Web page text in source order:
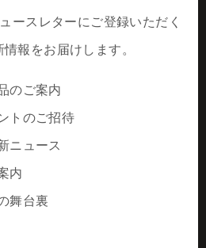
ースレターにご登録いただく
報をお届けします。
のご案内
トのご招待
ニュース
内
舞台裏